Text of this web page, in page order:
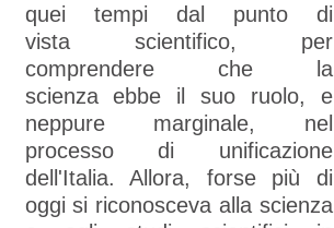
quei tempi dal punto di
vista scientifico, per
comprendere che la
scienza ebbe il suo ruolo, e
neppure marginale, nel
processo di unificazione
dell'Italia. Allora, forse più di
oggi si riconosceva alla scienza